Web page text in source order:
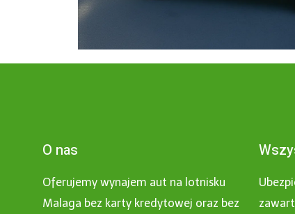
O nas
Oferujemy wynajem aut na lotnisku
Malaga bez karty kredytowej oraz bez